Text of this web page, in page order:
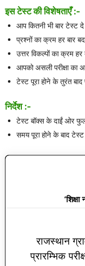
इस टेस्ट की विशेषताएँ :-
आप कितनी भी बार टेस्ट
प्रश्नों का क्रम हर बार
उत्तर विकल्पों का क्रम हर
आपको असली परीक्षा का
टेस्ट पूरा होने के तुरंत
निर्देश :-
टेस्ट बॉक्स के दाईं ओर फुल
समय पूरा होने के बाद
‘शिक्षा
राजस्थान
प्रारम्भिक